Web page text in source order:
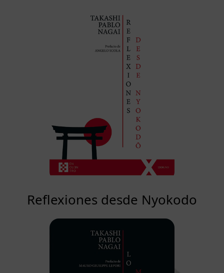
Reflexiones desde Nyokodo